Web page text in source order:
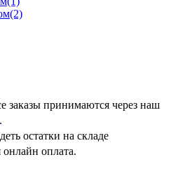
заказы принимаются через наш
.
остатки на складе
оплата.